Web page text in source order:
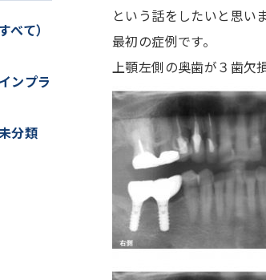
て）
ンプラ
分類
という話をしたいと思いま
最初の症例です。
上顎左側の奥歯が３歯欠